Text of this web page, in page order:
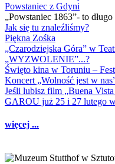
Powstaniec z Gdyni
„Powstaniec 1863”- to
Jak się tu znaleźliśmy?
Piękna Zośka
„Czarodziejska Góra” w
„WYZWOLENIE”...?
Święto kina w Toruniu –
Koncert „Wolność jest w
Jeśli lubisz film „Buena
GAROU już 25 i 27 lutego
więcej ...